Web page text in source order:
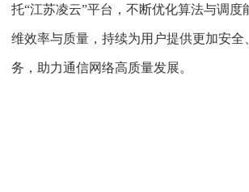
托“江苏凌云”平台，不断优化算法与调度
维效率与质量，持续为用户提供更加安全
务，助力通信网络高质量发展。